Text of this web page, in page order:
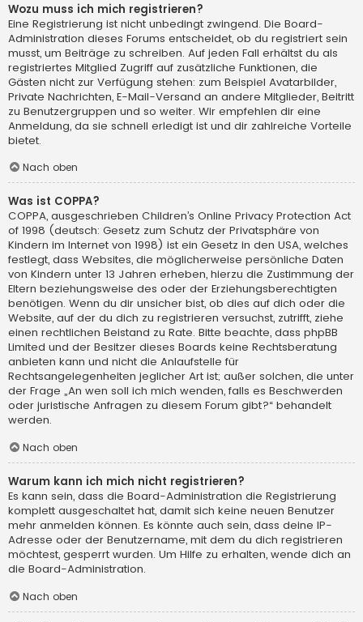
Wozu muss ich mich registrieren?
Eine Registrierung ist nicht unbedingt zwingend. Die Board-
Administration dieses Forums entscheidet, ob du registriert sein
musst, um Beiträge zu schreiben. Auf jeden Fall erhältst du als
registriertes Mitglied Zugriff auf zusätzliche Funktionen, die
Gästen nicht zur Verfügung stehen: zum Beispiel Avatarbilder,
Private Nachrichten, E-Mail-Versand an andere Mitglieder, Beitritt
zu Benutzergruppen und so weiter. Wir empfehlen dir eine
Anmeldung, da sie schnell erledigt ist und dir zahlreiche Vorteile
bietet.
Nach oben
Was ist COPPA?
COPPA, ausgeschrieben Children’s Online Privacy Protection Act
of 1998 (deutsch: Gesetz zum Schutz der Privatsphäre von
Kindern im Internet von 1998) ist ein Gesetz in den USA, welches
festlegt, dass Websites, die möglicherweise persönliche Daten
von Kindern unter 13 Jahren erheben, hierzu die Zustimmung der
Eltern beziehungsweise des oder der Erziehungsberechtigten
benötigen. Wenn du dir unsicher bist, ob dies auf dich oder die
Website, auf der du dich zu registrieren versuchst, zutrifft, ziehe
einen rechtlichen Beistand zu Rate. Bitte beachte, dass phpBB
Limited und der Besitzer dieses Boards keine Rechtsberatung
anbieten kann und nicht die Anlaufstelle für
Rechtsangelegenheiten jeglicher Art ist; außer solchen, die unter
der Frage „An wen soll ich mich wenden, falls es Beschwerden
oder juristische Anfragen zu diesem Forum gibt?“ behandelt
werden.
Nach oben
Warum kann ich mich nicht registrieren?
Es kann sein, dass die Board-Administration die Registrierung
komplett ausgeschaltet hat, damit sich keine neuen Benutzer
mehr anmelden können. Es könnte auch sein, dass deine IP-
Adresse oder der Benutzername, mit dem du dich registrieren
möchtest, gesperrt wurden. Um Hilfe zu erhalten, wende dich an
die Board-Administration.
Nach oben